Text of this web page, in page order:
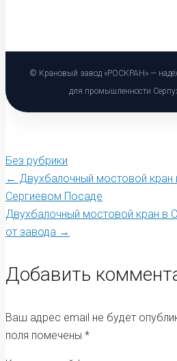
© Крановый завод «РОСКРАН» —
для промышленности
Без рубрики
Post
navigation
← Двухбалочный мостовой кран
Сергиевом Посаде
Двухбалочный мостовой кран в
от завода →
Добавить
Ваш адрес email не будет
поля помечены *